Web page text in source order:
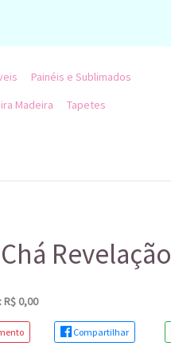
Painéis e Sublimados
Madeira
Tapetes
Revelação
R$ 0,00
Compartilhar